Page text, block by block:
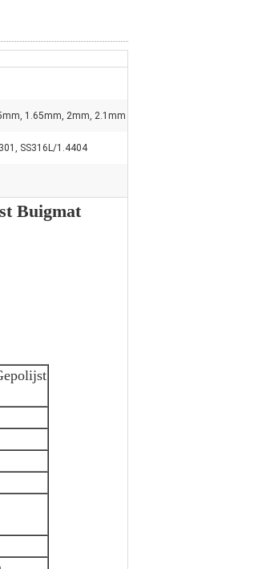
1.65mm, 2mm, 2.1mm
SS316L/1.4404
Buigmat